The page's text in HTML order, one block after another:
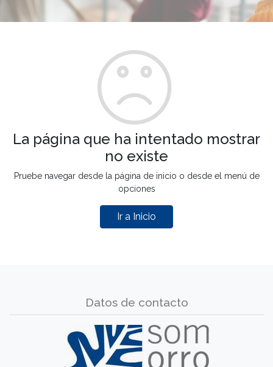
La página que ha intentado mostrar
no existe
Pruebe navegar desde la página de inicio o desde el menú de
opciones
Ir a Inicio
Datos de contacto